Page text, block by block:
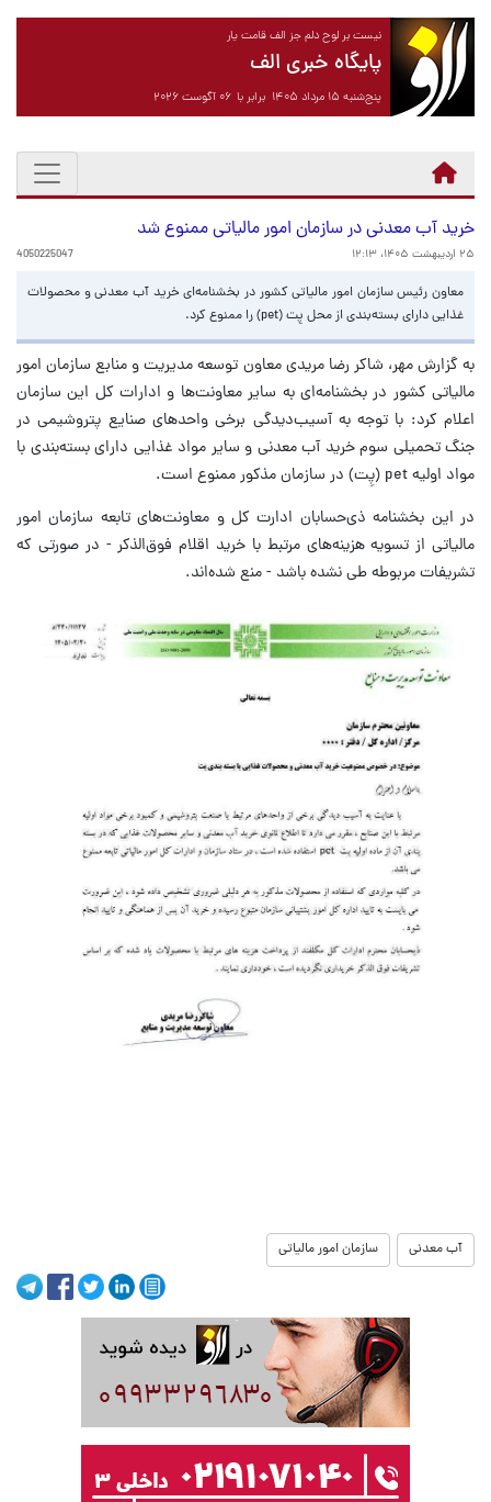
نیست بر لوح دلم جز الف قامت یار
پایگاه خبری الف
پنج‌شنبه ۱۵ مرداد ۱۴۰۵ برابر با ۰۶ آگوست ۲۰۲۶
خرید آب معدنی در سازمان امور مالیاتی ممنوع شد
۲۵ اردیبهشت ۱۴۰۵، ۱۲:۱۳ 4050225047
معاون رئیس سازمان امور مالیاتی کشور در بخشنامه‌ای خرید آب معدنی و محصولات
غذایی دارای بسته‌بندی از محل پِت (pet) را ممنوع کرد.
به گزارش مهر، شاکر رضا مریدی معاون توسعه مدیریت و منابع سازمان امور
مالیاتی کشور در بخشنامه‌ای به سایر معاونت‌ها و ادارات کل این سازمان
اعلام کرد: با توجه به آسیب‌دیدگی برخی واحدهای صنایع پتروشیمی در
جنگ تحمیلی سوم خرید آب معدنی و سایر مواد غذایی دارای بسته‌بندی با
مواد اولیه pet (پِت) در سازمان مذکور ممنوع است.
در این بخشنامه ذی‌حسابان ادارت کل و معاونت‌های تابعه سازمان امور
مالیاتی از تسویه هزینه‌های مرتبط با خرید اقلام فوق‌الذکر - در صورتی که
تشریفات مربوطه طی نشده باشد - منع شده‌اند.
آب معدنی سازمان امور مالیاتی